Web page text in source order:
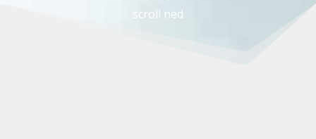
scroll ned